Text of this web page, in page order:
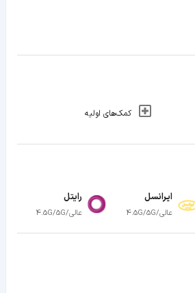
کمک‌های اولیه
ایرانسل
عالی/4.5G/5G
رایتل
عالی/4.5G/5G